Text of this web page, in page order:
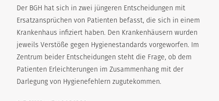
Der BGH hat sich in zwei jüngeren Entscheidungen mit
Ersatzansprüchen von Patienten befasst, die sich in einem
Krankenhaus infiziert haben. Den Krankenhäusern wurden
jeweils Verstöße gegen Hygienestandards vorgeworfen. Im
Zentrum beider Entscheidungen steht die Frage, ob dem
Patienten Erleichterungen im Zusammenhang mit der
Darlegung von Hygienefehlern zugutekommen.